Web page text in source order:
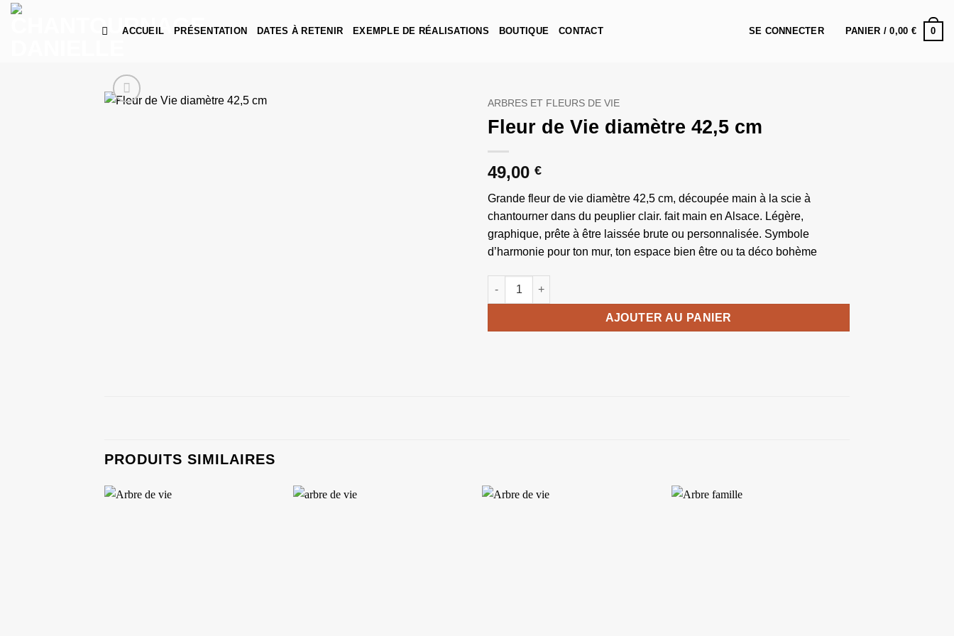
Passer
ACCUEIL PRÉSENTATION DATES À RETENIR EXEMPLE DE RÉALISATIONS BOUTIQUE CONTACT SE CONNECTER PANIER /0,00 € 0
ARBRES ET FLEURS DE VIE
Fleur de Vie diamètre 42,5 cm
49,00 €
Grande fleur de vie diamètre 42,5 cm, découpée main à la scie à
chantourner dans du peuplier clair. fait main en Alsace. Légère,
graphique, prête à être laissée brute ou personnalisée. Symbole
d’harmonie pour ton mur, ton espace bien être ou ta déco bohème
quantité de Fleur de Vie diamètre 42,5 cm
AJOUTER AU PANIER
PRODUITS SIMILAIRES